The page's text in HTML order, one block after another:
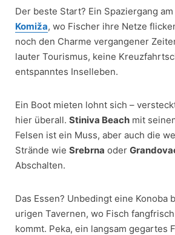
Der beste Start? Ein Spaziergang am
Komiža, wo Fischer ihre Netze
noch den Charme vergangener
lauter Tourismus, keine
entspanntes Inselleben.
Ein Boot mieten lohnt sich –
hier überall. Stiniva Beach mit
Felsen ist ein Muss, aber auch die
Strände wie Srebrna oder
Abschalten.
Das Essen? Unbedingt eine Konoba
urigen Tavernen, wo Fisch
kommt. Peka, ein langsam gegartes